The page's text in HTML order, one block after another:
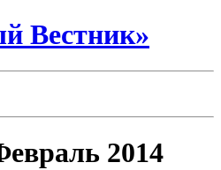
Вестник»
2014